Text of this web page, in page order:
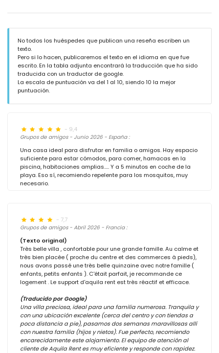
No todos los huéspedes que publican una reseña escriben un
texto.
Pero si lo hacen, publicaremos el texto en el idioma en que fue
escrito. En la tabla adjunta encontrará la traducción que ha sido
traducida con un traductor de google.
La escala de puntuación va del 1 al 10, siendo 10 la mejor
puntuación.
- 9,4
Grupos de amigos - Junio 2026 - España :
Una casa ideal para disfrutar en familia o amigos. Hay espacio
suficiente para estar cómodos, para comer, hamacas en la
piscina, habitaciones amplias..... Y a 5 minutos en coche de la
playa. Eso sí, recomiendo repelente para los mosquitos, muy
necesario.
- 7,7
Grupos de amigos - Abril 2026 - Francia :
(Texto original)
Très belle villa , confortable pour une grande famille. Au calme et
très bien placée ( proche du centre et des commerces à pieds),
nous avons passé une très belle quinzaine avec notre famille (
enfants, petits enfants ). C'était parfait, je recommande ce
logement . Le support d'aquila rent est très réactif et efficace.
(Traducido por Google)
Una villa preciosa, ideal para una familia numerosa. Tranquila y
con una ubicación excelente (cerca del centro y con tiendas a
poca distancia a pie), pasamos dos semanas maravillosas allí
con nuestra familia (hijos y nietos). Fue perfecto, recomiendo
encarecidamente este alojamiento. El equipo de atención al
cliente de Aquila Rent es muy eficiente y responde con rapidez.